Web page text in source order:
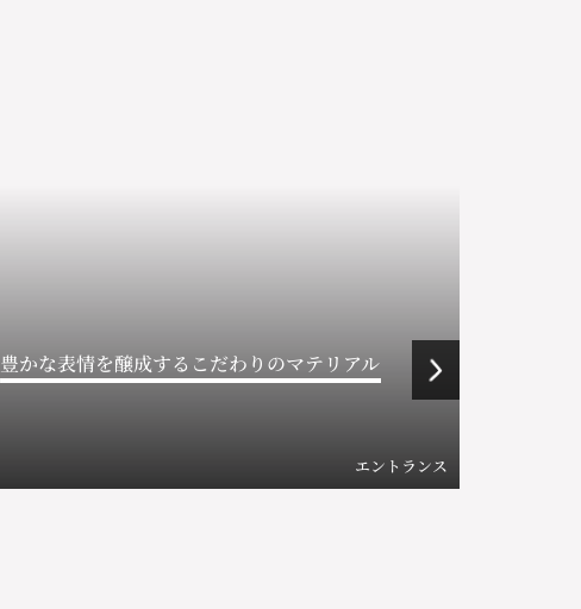
エントランス
豊かな表情を醸成するこだわりのマテリアル